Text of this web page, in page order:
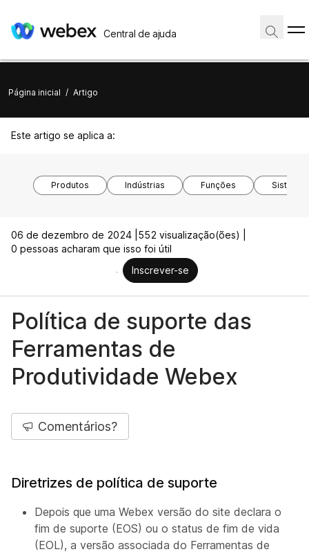
Central de ajuda
Página inicial / Artigo
Este artigo se aplica a:
Produtos Indústrias Funções
06 de dezembro de 2024 | 552 visualização(ões) |
0 pessoas acharam que isso foi útil
Inscrever-se
Política de suporte das
Ferramentas de
Produtividade Webex
Comentários?
Diretrizes de política de suporte
Depois que uma Webex versão do site declara o
fim de suporte (EOS) ou o status de fim de vida
(EOL), a versão associada do Ferramentas de